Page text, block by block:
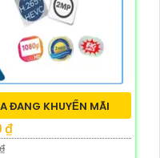
ĐANG KHUYẾN MÃI
₫